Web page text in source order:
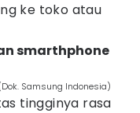
ke toko atau
smarthphone
Samsung Indonesia)
tingginya rasa